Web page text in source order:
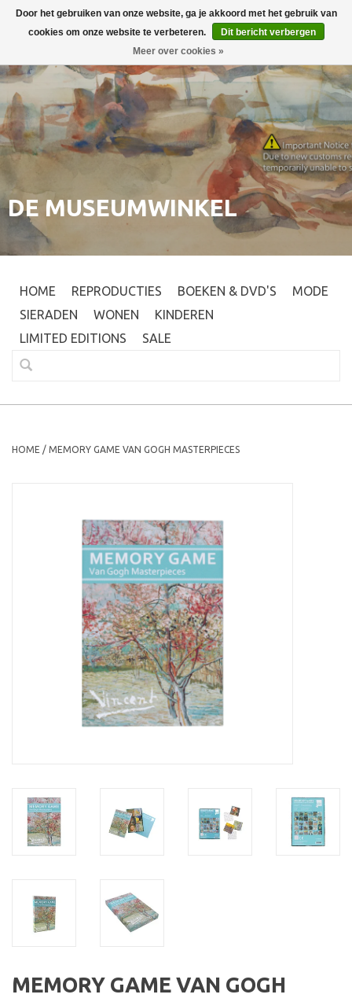
Inloggen 0
DE MUSEUMWINKEL
HOME REPRODUCTIES BOEKEN & DVD'S
MODE
SIERADEN
WONEN
KINDEREN
LIMITED EDITIONS
SALE
HOME / MEMORY GAME VAN GOGH MASTERPIECES
MEMORY GAME VAN GOGH
Door het gebruiken van onze website, ga je akkoord met het gebruik van
cookies om onze website te verbeteren.
Dit bericht verbergen
Meer over cookies »